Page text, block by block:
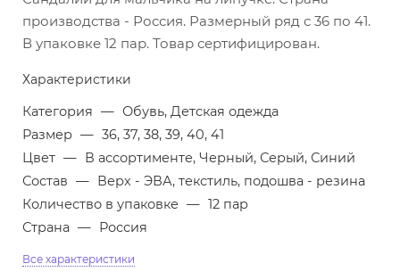
производства - Россия. Размерный ряд с 36 по 41.
В упаковке 12 пар. Товар сертифицирован.
Характеристики
Категория — Обувь, Детская одежда
Размер — 36, 37, 38, 39, 40, 41
Цвет — В ассортименте, Черный, Серый, Синий
Состав — Верх - ЭВА, текстиль, подошва - резина
Количество в упаковке — 12 пар
Страна — Россия
Все характеристики